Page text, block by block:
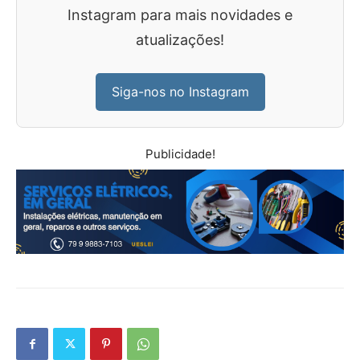
Instagram para mais novidades e
atualizações!
Siga-nos no Instagram
Publicidade!